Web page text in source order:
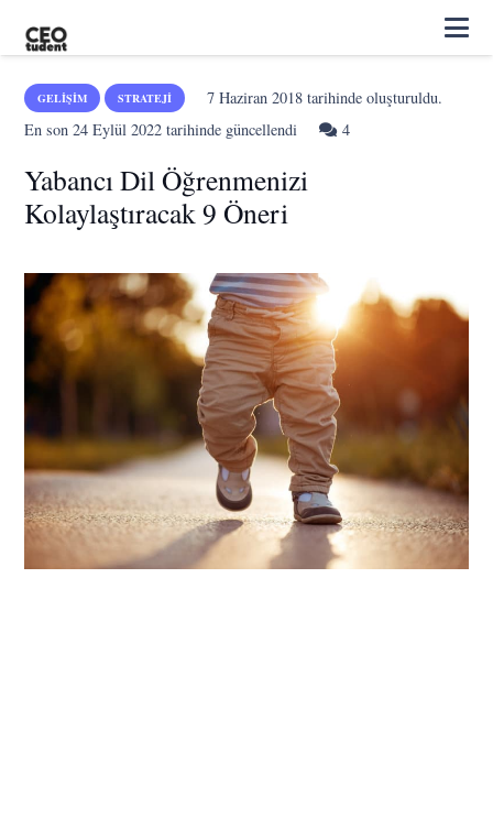
GELIŞIM STRATEJI 7 Haziran 2018tarihinde oluşturuldu.
En son24 Eylül 2022 tarihinde güncellendi 4Yorum
Yabancı Dil Öğrenmenizi
Kolaylaştıracak 9 Öneri